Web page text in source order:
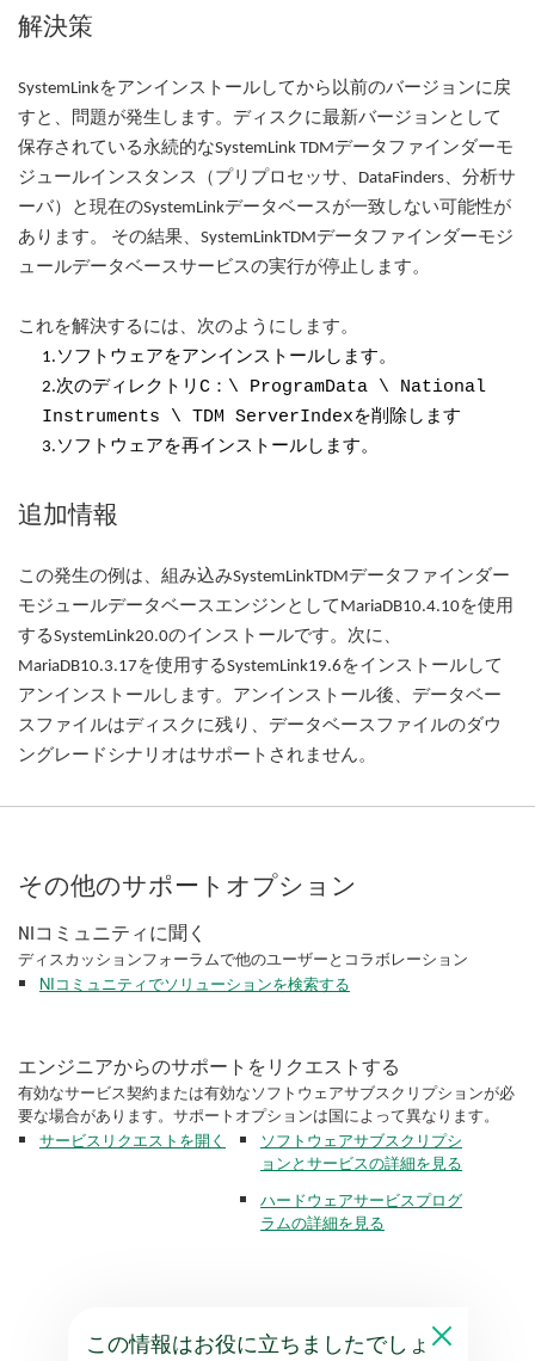
解決策
SystemLinkをアンインストールしてから以前のバージョンに戻
すと、問題が発生します。ディスクに最新バージョンとして
保存されている永続的なSystemLink TDMデータファインダーモ
ジュールインスタンス（プリプロセッサ、DataFinders、分析サ
ーバ）と現在のSystemLinkデータベースが一致しない可能性が
あります。 その結果、SystemLinkTDMデータファインダーモジ
ュールデータベースサービスの実行が停止します。
これを解決するには、次のようにします。
1.ソフトウェアをアンインストールします。
2.次のディレクトリ C：\ ProgramData \ National
Instruments \ TDM ServerIndexを削除します
3.ソフトウェアを再インストールします。
追加情報
この発生の例は、組み込みSystemLinkTDMデータファインダー
モジュールデータベースエンジンとしてMariaDB10.4.10を使用
するSystemLink20.0のインストールです。次に、
MariaDB10.3.17を使用するSystemLink19.6をインストールして
アンインストールします。アンインストール後、データベー
スファイルはディスクに残り、データベースファイルのダウ
ングレードシナリオはサポートされません。
その他のサポートオプション
NIコミュニティに聞く
ディスカッションフォーラムで他のユーザーとコラボレーション
NIコミュニティでソリューションを検索する
エンジニアからのサポートをリクエストする
有効なサービス契約または有効なソフトウェアサブスクリプションが必
要な場合があります。サポートオプションは国によって異なります。
サービスリクエストを開く
ソフトウェアサブスクリプシ
ョンとサービスの詳細を見る
ハードウェアサービスプログ
ラムの詳細を見る
この情報はお役に立ちましたでしょ